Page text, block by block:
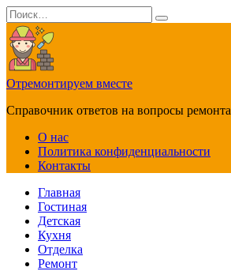
Перейти
к
содержанию
Search
for:
Отремонтируем вместе
Справочник ответов на вопросы ремонта
О нас
Политика конфиденциальности
Контакты
Главная
Гостиная
Детская
Кухня
Отделка
Ремонт